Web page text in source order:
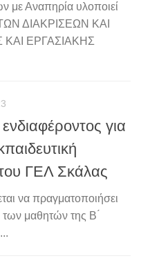
με Αναπηρία υλοποιεί
ΔΙΑΚΡΙΣΕΩΝ ΚΑΙ
ΕΡΓΑΣΙΑΚΗΣ
για
ΓΕΛ Σκάλας
να πραγματοποιήσει
των μαθητών της Β